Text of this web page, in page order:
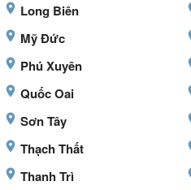
Long Biên
Mỹ Đức
Phú Xuyên
Quốc Oai
Sơn Tây
Thạch Thất
Thanh Trì